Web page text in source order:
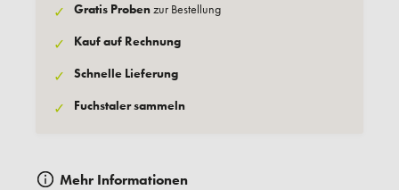
✓ Gratis Probenzur Bestellung
✓ Kauf auf Rechnung
✓ Schnelle Lieferung
✓ Fuchstaler sammeln
Mehr Informationen